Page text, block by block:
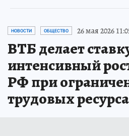
НОВОСТИ ОБЩЕСТВО 26 мая 2026
ВТБ делает
интенсивный
РФ при
трудовых